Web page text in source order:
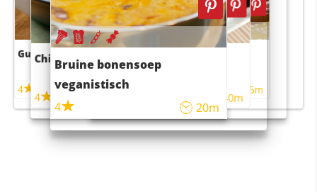
Guacamole
4
Chili con carne
4 45m
Bruine bonensoep
veganistisch
4
20m
Sushi rijstsalade
maaltijdsalade
40m
4 55m